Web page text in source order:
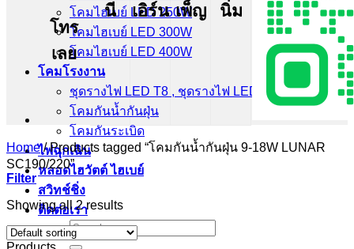
โคมไฮเบย์ LED 250W
โคมไฮเบย์ LED 300W
โคมไฮเบย์ LED 400W
โคมโรงงาน
ชุดรางไฟ LED T8 , ชุดรางไฟ LED T5
โคมกันน้ำกันฝุ่น
โคมกันระเบิด
ไฟฉุกเฉิน
หลอดไฮวัตต์ ไฮเบย์
สวิทช์ชิ่ง
ติดต่อเรา
Search
for:
โทร
เลย
นี
เอิร์น เพ็ญ
นิ่ม
Home /Products tagged “โคมกันน้ำกันฝุ่น 9-18W LUNAR
SC190/220”
Filter
Showing all 2 results